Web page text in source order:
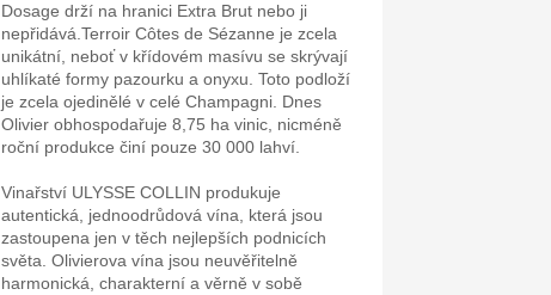
Dosage drží na hranici Extra Brut nebo ji
nepřidává.Terroir Côtes de Sézanne je zcela
unikátní, neboť v křídovém masívu se skrývají
uhlíkaté formy pazourku a onyxu. Toto podloží
je zcela ojedinělé v celé Champagni. Dnes
Olivier obhospodařuje 8,75 ha vinic, nicméně
roční produkce činí pouze 30 000 lahví.
Vinařství ULYSSE COLLIN produkuje
autentická, jednoodrůdová vína, která jsou
zastoupena jen v těch nejlepších podnicích
světa. Olivierova vína jsou neuvěřitelně
harmonická, charakterní a věrně v sobě